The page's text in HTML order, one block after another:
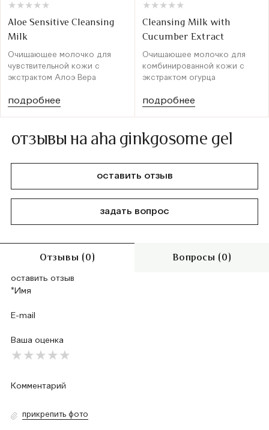
★
★ ★
★ ★
★ ★
★ ★
★
Aloe Sensitive Cleansing
Milk
Очищающее молочко для
чувствительной кожи с
экстрактом Алоэ Вера
подробнее
★
★ ★
★ ★
★ ★
★ ★
★
Cleansing Milk with
Cucumber Extract
Очищающее молочко для
комбинированной кожи с
экстрактом огурца
подробнее
отзывы на aha ginkgosome gel
оставить отзыв
задать вопрос
Отзывы (0) Вопросы (0)
оставить отзыв
Ваша оценка
прикрепить фото